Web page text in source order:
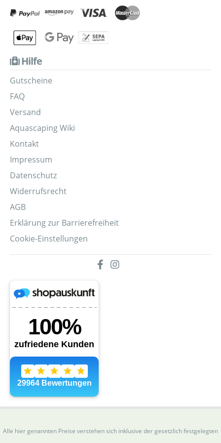
Hilfe
Gutscheine
FAQ
Versand
Aquascaping Wiki
Kontakt
Impressum
Datenschutz
Widerrufsrecht
AGB
Erklärung zur Barrierefreiheit
Cookie-Einstellungen
Alle hier genannten Preise verstehen sich inklusive der gesetzlich festgelegten